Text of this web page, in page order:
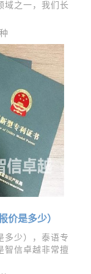
域之一，我们长
价是多少）
多少），​泰语专
智信卓越非常擅